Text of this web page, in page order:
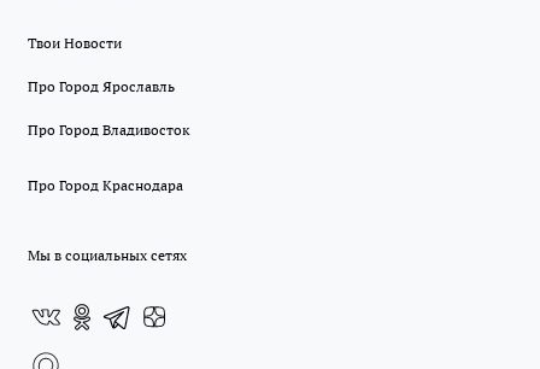
Твои Новости
Про Город Ярославль
Про Город Владивосток
Про Город Краснодара
Мы в социальных сетях